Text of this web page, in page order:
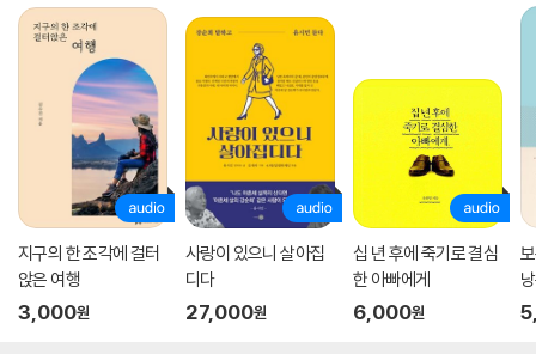
지구의 한 조각에 걸터
앉은 여행
3,000원
사랑이 있으니 살아집
디다
27,000원
십 년 후에 죽기로 결심
한 아빠에게
6,000원